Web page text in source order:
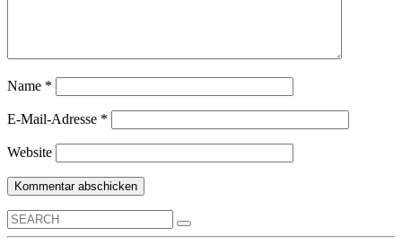
Name *
E-Mail-Adresse *
Website
Search
for: